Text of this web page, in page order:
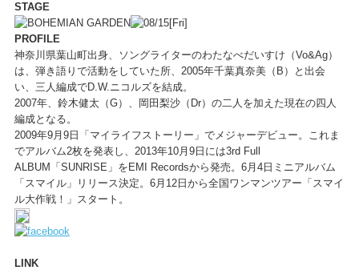
STAGE
PROFILE
神奈川県葉山町出身、ソングライターのわたなべだいすけ（Vo&Ag）
は、弾き語りで活動をしていた所、2005年千葉真奈美（B）と出会
い、三人編成でD.W.ニコルズを結成。
2007年、鈴木健太（G）、岡田梨沙（Dr）の二人を加えた現在の四人
編成となる。
2009年9月9日「マイライフストーリー」でメジャーデビュー。これま
でアルバム2枚を発表し、2013年10月9日には3rd Full
ALBUM「SUNRISE」をEMI Recordsから発売。6月4日ミニアルバム
「スマイル」リリース決定。6月12日から全国ワンマンツアー「スマイ
ル大作戦！」スタート。
LINK